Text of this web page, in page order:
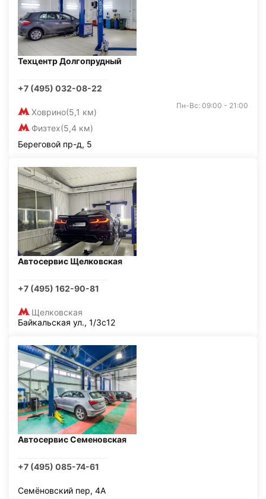
Техцентр Долгопрудный
+7 (495) 032-08-22
Ховрино(5,1 км)
Физтех(5,4 км)
Пн-Вс: 09:00 - 21:00
Береговой пр-д, 5
Автосервис Щелковская
+7 (495) 162-90-81
Щелковская
Байкальская ул., 1/3с12
Автосервис Семеновская
+7 (495) 085-74-61
Семёновский пер, 4А